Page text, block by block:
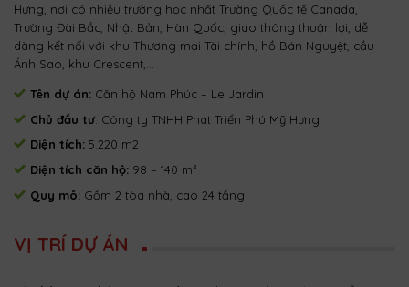
Hưng, nơi có nhiều trường học nhất Trường Quốc tế Canada,
Trường Đài Bắc, Nhật Bản, Hàn Quốc, giao thông thuận lợi, dễ
dàng kết nối với khu Thương mại Tài chính, hồ Bán Nguyệt, cầu
Ánh Sao, khu Crescent,…
Tên dự án: Căn hộ Nam Phúc – Le Jardin
Chủ đầu tư: Công ty TNHH Phát Triển Phú Mỹ Hưng
Diện tích: 5.220 m2
Diện tích căn hộ: 98 – 140 m²
Quy mô: Gồm 2 tòa nhà, cao 24 tầng
VỊ TRÍ DỰ ÁN